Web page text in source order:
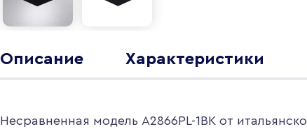
Описание Характеристики
Несравненная модель A2866PL-1BK от